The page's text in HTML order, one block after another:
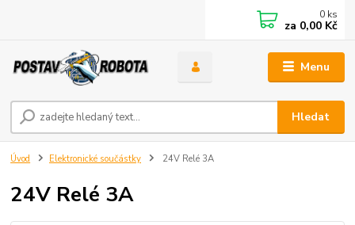
Menu
Hledat
0 ks
za 0,00 Kč
Úvod Elektronické součástky 24V Relé 3A
24V Relé 3A